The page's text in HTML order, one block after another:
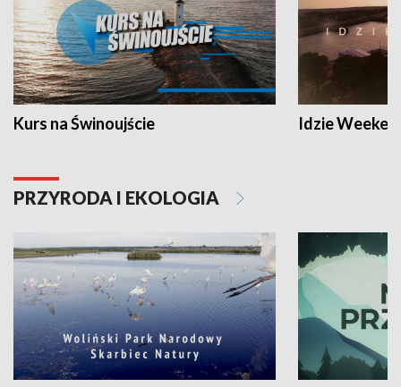
Kurs na Świnoujście Idzie
PRZYRODA I EKOLOGIA